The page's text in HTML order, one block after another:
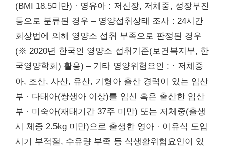
(BMI 18.5미만) · 영유아 : 저신장, 저체중, 성장부진
등으로 분류된 경우 – 영양섭취상태 조사 : 24시간
회상법에 의해 영양소 섭취 부족으로 판정된 경우
(※ 2020년 한국인 영양소 섭취기준(보건복지부, 한
국영양학회) 활용) – 기타 영양위험요인 : · 저체중
아, 조산, 사산, 유산, 기형아 출산 경력이 있는 임산
부 · 다태아(쌍생아 이상)를 임신 혹은 출산한 임산
부 · 미숙아(재태기간 37주 미만) 또는 저체중(출생
시 체중 2.5kg 미만)으로 출생한 영아 · 이유식 도입
시기 부적절, 수유량 부족 등 식생활위험요인이 있